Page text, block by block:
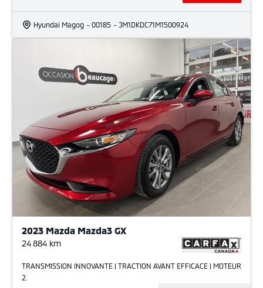
Hyundai Magog - 00185 - JM1DKDC71M1500924
2023 Mazda Mazda3 GX
24 884 km
TRANSMISSION INNOVANTE | TRACTION AVANT EFFICACE | MOTEUR
2.